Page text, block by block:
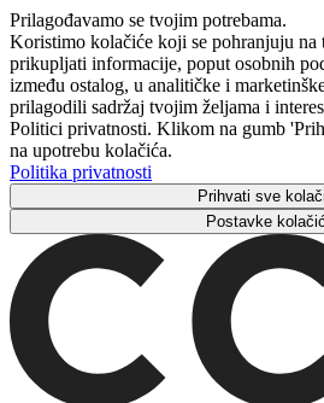
Prilagođavamo se tvojim potrebama.
Koristimo kolačiće koji se pohranjuju na
prikupljati informacije, poput osobnih
između ostalog, u analitičke i
prilagodili sadržaj tvojim željama i
Politici privatnosti. Klikom na gumb
na upotrebu kolačića.
Politika privatnosti
Prihvati sve
Postavke